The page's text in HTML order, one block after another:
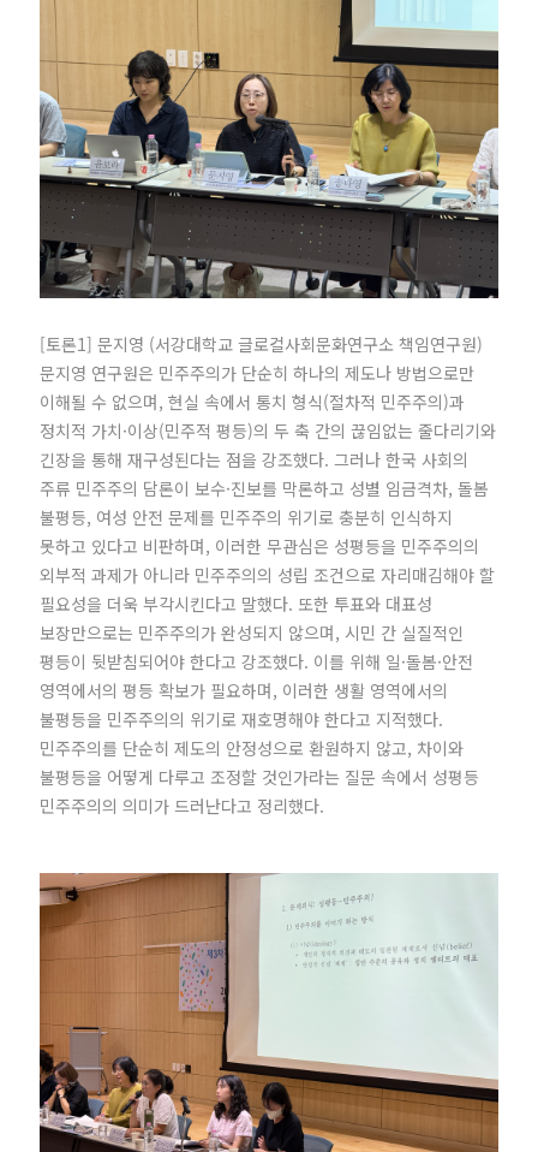
[토론1] 문지영 (서강대학교 글로컬사회문화연구소 책임연구원)
문지영 연구원은 민주주의가 단순히 하나의 제도나 방법으로만
이해될 수 없으며, 현실 속에서 통치 형식(절차적 민주주의)과
정치적 가치·이상(민주적 평등)의 두 축 간의 끊임없는 줄다리기와
긴장을 통해 재구성된다는 점을 강조했다. 그러나 한국 사회의
주류 민주주의 담론이 보수·진보를 막론하고 성별 임금격차, 돌봄
불평등, 여성 안전 문제를 민주주의 위기로 충분히 인식하지
못하고 있다고 비판하며, 이러한 무관심은 성평등을 민주주의의
외부적 과제가 아니라 민주주의의 성립 조건으로 자리매김해야 할
필요성을 더욱 부각시킨다고 말했다. 또한 투표와 대표성
보장만으로는 민주주의가 완성되지 않으며, 시민 간 실질적인
평등이 뒷받침되어야 한다고 강조했다. 이를 위해 일·돌봄·안전
영역에서의 평등 확보가 필요하며, 이러한 생활 영역에서의
불평등을 민주주의의 위기로 재호명해야 한다고 지적했다.
민주주의를 단순히 제도의 안정성으로 환원하지 않고, 차이와
불평등을 어떻게 다루고 조정할 것인가라는 질문 속에서 성평등
민주주의의 의미가 드러난다고 정리했다.